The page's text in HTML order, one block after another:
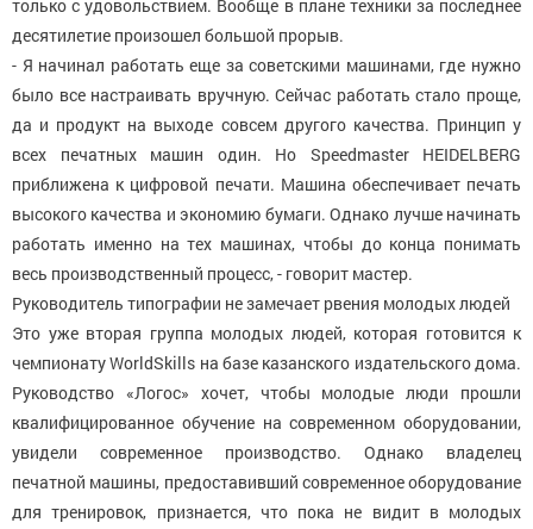
только с удовольствием. Вообще в плане техники за последнее
десятилетие произошел большой прорыв.
- Я начинал работать еще за советскими машинами, где нужно
было все настраивать вручную. Сейчас работать стало проще,
да и продукт на выходе совсем другого качества. Принцип у
всех печатных машин один. Но Speedmaster HEIDELBERG
приближена к цифровой печати. Машина обеспечивает печать
высокого качества и экономию бумаги. Однако лучше начинать
работать именно на тех машинах, чтобы до конца понимать
весь производственный процесс, - говорит мастер.
Руководитель типографии не замечает рвения молодых людей
Это уже вторая группа молодых людей, которая готовится к
чемпионату WorldSkills на базе казанского издательского дома.
Руководство «Логос» хочет, чтобы молодые люди прошли
квалифицированное обучение на современном оборудовании,
увидели современное производство. Однако владелец
печатной машины, предоставивший современное оборудование
для тренировок, признается, что пока не видит в молодых